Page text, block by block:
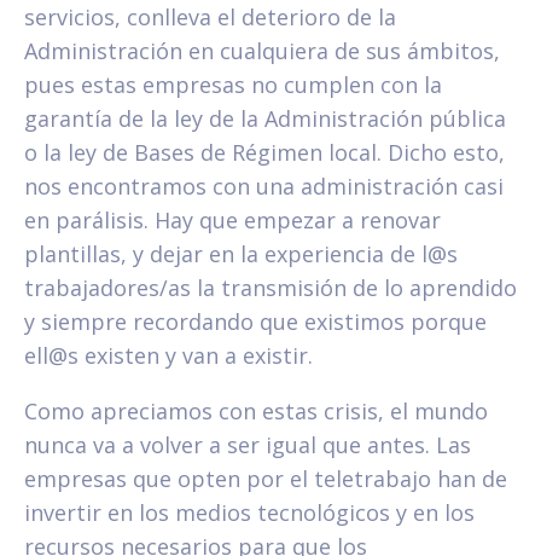
servicios, conlleva el deterioro de la
Administración en cualquiera de sus ámbitos,
pues estas empresas no cumplen con la
garantía de la ley de la Administración pública
o la ley de Bases de Régimen local. Dicho esto,
nos encontramos con una administración casi
en parálisis. Hay que empezar a renovar
plantillas, y dejar en la experiencia de l@s
trabajadores/as la transmisión de lo aprendido
y siempre recordando que existimos porque
ell@s existen y van a existir.
Como apreciamos con estas crisis, el mundo
nunca va a volver a ser igual que antes. Las
empresas que opten por el teletrabajo han de
invertir en los medios tecnológicos y en los
recursos necesarios para que los